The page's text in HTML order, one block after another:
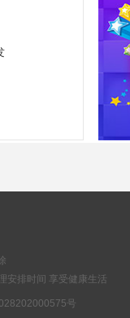
安排时间 享受健康生活
号